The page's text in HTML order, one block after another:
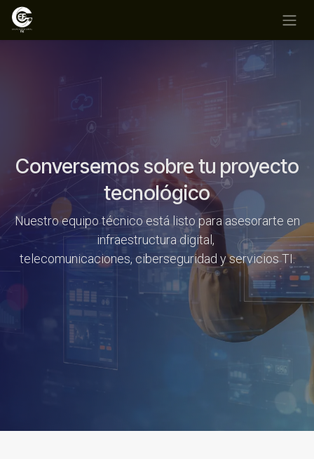
Ir al contenido
Conversemos sobre tu proyecto
tecnológico
Nuestro equipo técnico está listo para asesorarte en
infraestructura digital,
telecomunicaciones, ciberseguridad y servicios TI.